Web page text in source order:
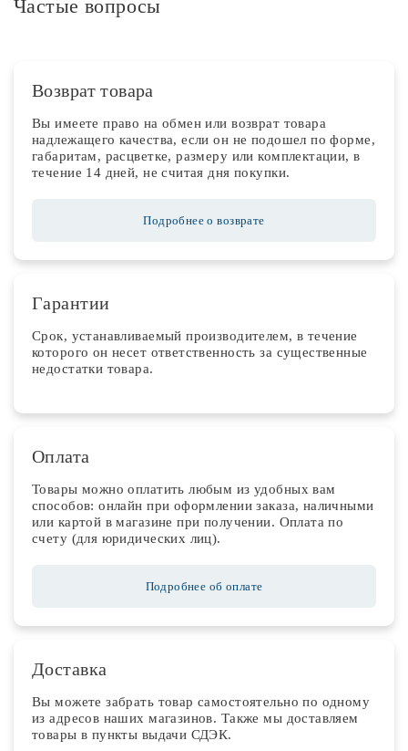
Частые вопросы
Возврат товара
Вы имеете право на обмен или возврат товара
надлежащего качества, если он не подошел по форме,
габаритам, расцветке, размеру или комплектации, в
течение 14 дней, не считая дня покупки.
Подробнее о возврате
Гарантии
Срок, устанавливаемый производителем, в течение
которого он несет ответственность за существенные
недостатки товара.
Оплата
Товары можно оплатить любым из удобных вам
способов: онлайн при оформлении заказа, наличными
или картой в магазине при получении. Оплата по
счету (для юридических лиц).
Подробнее об оплате
Доставка
Вы можете забрать товар самостоятельно по одному
из адресов наших магазинов. Также мы доставляем
товары в пункты выдачи СДЭК.